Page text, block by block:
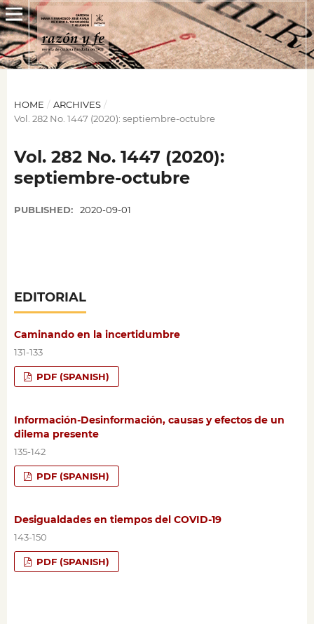
HOME / ARCHIVES /
Vol. 282 No. 1447 (2020): septiembre-octubre
Vol. 282 No. 1447 (2020):
septiembre-octubre
PUBLISHED: 2020-09-01
EDITORIAL
Caminando en la incertidumbre
131-133
PDF (SPANISH)
Información-Desinformación, causas y efectos de un
dilema presente
135-142
PDF (SPANISH)
Desigualdades en tiempos del COVID-19
143-150
PDF (SPANISH)